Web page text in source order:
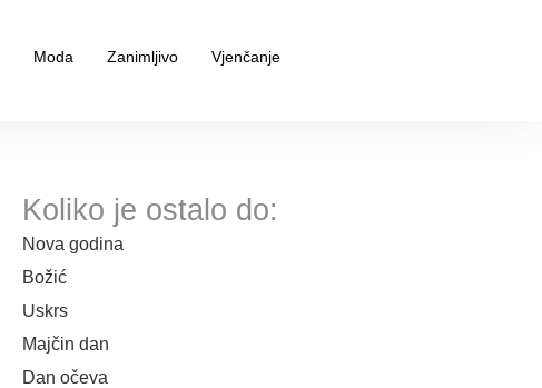
Moda Zanimljivo Vjenčanje
Koliko je ostalo do:
Nova godina
Božić
Uskrs
Majčin dan
Dan očeva